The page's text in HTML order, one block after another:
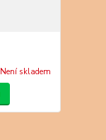
Není skladem